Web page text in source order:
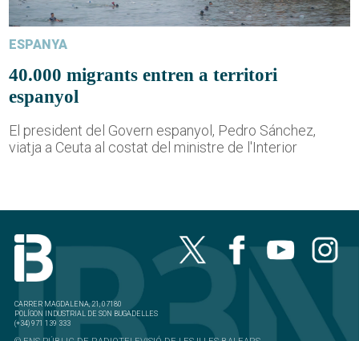
ESPANYA
40.000 migrants entren a territori
espanyol
El president del Govern espanyol, Pedro Sánchez,
viatja a Ceuta al costat del ministre de l'Interior
CARRER MAGDALENA, 21, 07180
POLÍGON INDUSTRIAL DE SON BUGADELLES
(+34) 971 139 333